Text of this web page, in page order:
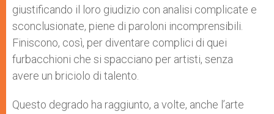
giustificando il loro giudizio con analisi complicate e
sconclusionate, piene di paroloni incomprensibili.
Finiscono, così, per diventare complici di quei
furbacchioni che si spacciano per artisti, senza
avere un briciolo di talento.
Questo degrado ha raggiunto, a volte, anche l’arte